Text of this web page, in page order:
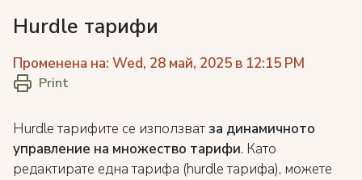
Hurdle тарифи
Променена на: Wed, 28 май, 2025 в 12:15 PM
Print
Hurdle тарифите се използватза динамичното
управление на множество тарифи. Като
редактирате една тарифа (hurdle тарифа), можете